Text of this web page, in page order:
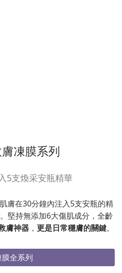
凍膜系列
5支煥采安瓶精華
膚在30分鐘內注入5支安瓶的精
。堅持無添加6大傷肌成分，全齡
膚神器 ， 更是日常穩膚的關鍵。
膜全系列